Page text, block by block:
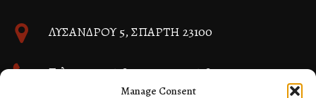
Manage Consent
ΛΥΣΑΝΔΡΟΥ 5, ΣΠΑΡΤΗ 23100
Τηλ. 27310 26580 και 27310 26581